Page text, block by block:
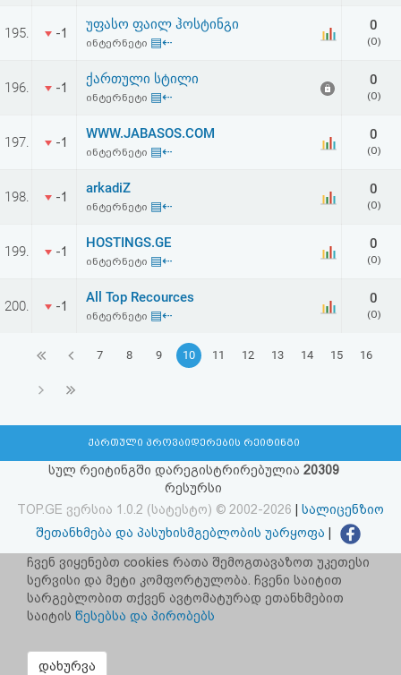
195. -1
უფასო ფაილ ჰოსტინგი
ინტერნეტი ▤⇠
0
(0)
196. -1
ქართული სტილი
ინტერნეტი ▤⇠
0
(0)
197. -1
WWW.JABASOS.COM
ინტერნეტი ▤⇠
0
(0)
198. -1
arkadiZ
ინტერნეტი ▤⇠
0
(0)
199. -1
HOSTINGS.GE
ინტერნეტი ▤⇠
0
(0)
200. -1
All Top Recources
ინტერნეტი ▤⇠
0
(0)
7 8 9 10 11 12 13 14 15 16
ქართული პროვაიდერების რეიტინგი
სულ რეიტინგში დარეგისტრირებულია 20309
რესურსი
TOP.GE ვერსია 1.0.2 (სატესტო) © 2002-2026
სალიცენზიო
შეთანხმება და პასუხისმგებლობის უარყოფა
facebook.com/TOP.GE
იხილეთ TOP.GE - ის ძველი ვერსია ბმულზე
TOP.GE-ს სერვერების განთავსებას და ინტერნეტთან კავშირს
ჩვენ ვიყენებთ cookies რათა შემოგთავაზოთ უკეთესი
სერვისი და მეტი კომფორტულობა. ჩვენი საიტით
სარგებლობით თქვენ ავტომატურად ეთანხმებით
საიტის წესებსა და პირობებს
დახურვა